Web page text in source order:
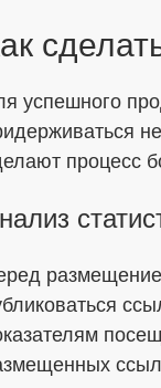
успешного
процесс